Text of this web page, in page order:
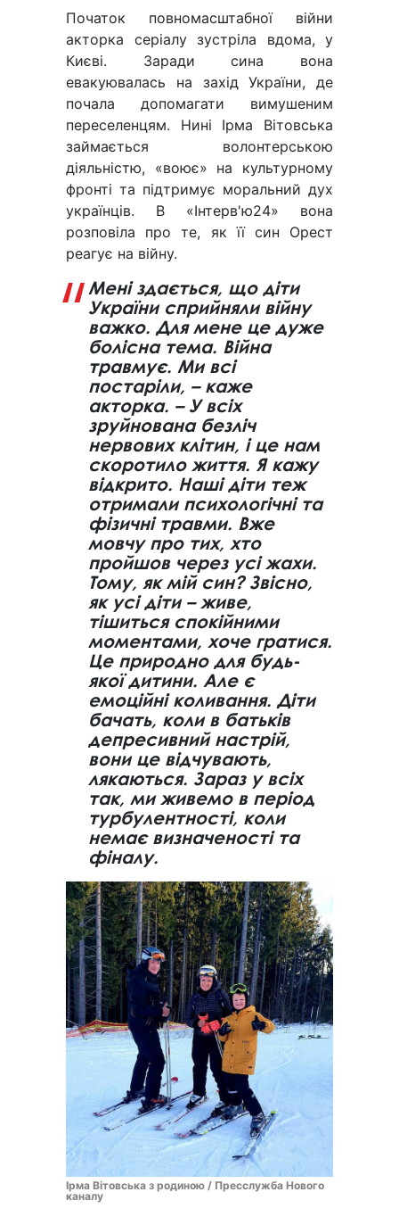
Початок повномасштабної війни
акторка серіалу зустріла вдома, у
Києві. Заради сина вона
евакуювалась на захід України, де
почала допомагати вимушеним
переселенцям. Нині Ірма Вітовська
займається волонтерською
діяльністю, «воює» на культурному
фронті та підтримує моральний дух
українців. В «Інтерв'ю24» вона
розповіла про те, як її син Орест
реагує на війну.
Мені здається, що діти
України сприйняли війну
важко. Для мене це дуже
болісна тема. Війна
травмує. Ми всі
постаріли, – каже
акторка. – У всіх
зруйнована безліч
нервових клітин, і це нам
скоротило життя. Я кажу
відкрито. Наші діти теж
отримали психологічні та
фізичні травми. Вже
мовчу про тих, хто
пройшов через усі жахи.
Тому, як мій син? Звісно,
як усі діти – живе,
тішиться спокійними
моментами, хоче гратися.
Це природно для будь-
якої дитини. Але є
емоційні коливання. Діти
бачать, коли в батьків
депресивний настрій,
вони це відчувають,
лякаються. Зараз у всіх
так, ми живемо в період
турбулентності, коли
немає визначеності та
фіналу.
Ірма Вітовська з родиною / Пресслужба Нового
каналу